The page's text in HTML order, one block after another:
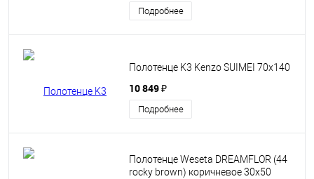
Подробнее
Полотенце K3 Kenzo SUIMEI 70x140
10 849 ₽
Подробнее
Полотенце Weseta DREAMFLOR (44
rocky brown) коричневое 30х50